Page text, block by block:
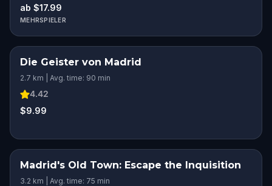
ab $17.99
MEHRSPIELER
Die Geister von Madrid
2.7 km | Avg. time: 90 min
4.42
$9.99
Madrid's Old Town: Escape the Inquisition
3.2 km | Avg. time: 75 min